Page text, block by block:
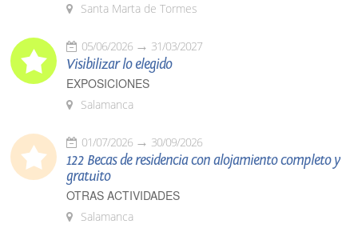
Santa Marta de Tormes
05/06/2026 31/03/2027
Visibilizar lo elegido
EXPOSICIONES
Salamanca
01/07/2026 30/09/2026
122 Becas de residencia con alojamiento completo y
gratuito
OTRAS ACTIVIDADES
Salamanca